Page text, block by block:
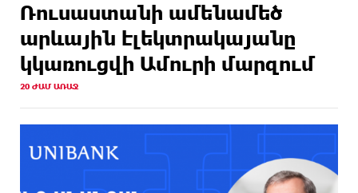
Ռուսաստանի ամենամեծ
արևային էլեկտրակայանը
կկառուցվի Ամուրի մարզում
20 ԺԱՄ ԱՌԱՋ